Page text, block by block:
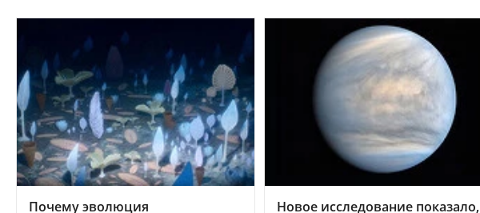
Почему эволюция
Новое исследование показало,